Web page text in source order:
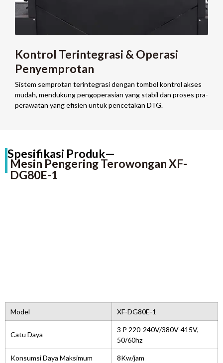
Kontrol Terintegrasi & Operasi
Penyemprotan
Sistem semprotan terintegrasi dengan tombol kontrol akses
mudah, mendukung pengoperasian yang stabil dan proses pra-
perawatan yang efisien untuk pencetakan DTG.
Spesifikasi Produk—
Mesin Pengering Terowongan XF-
DG80E-1
Model XF-DG80E-1
Catu Daya
3 P 220-240V/380V-415V,
50/60hz
Konsumsi Daya Maksimum 8Kw/jam